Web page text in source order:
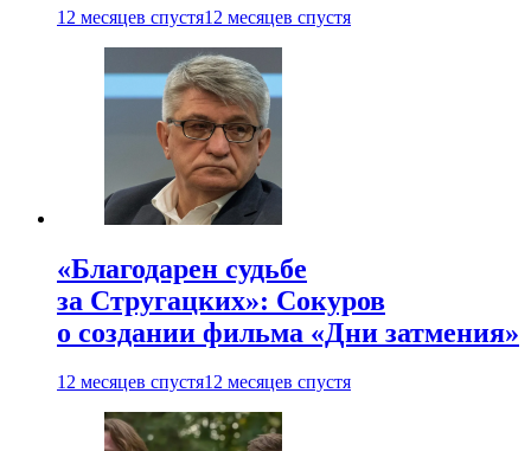
12 месяцев спустя12 месяцев спустя
«Благодарен судьбе
за Стругацких»: Сокуров
о создании фильма «Дни затмения»
12 месяцев спустя12 месяцев спустя